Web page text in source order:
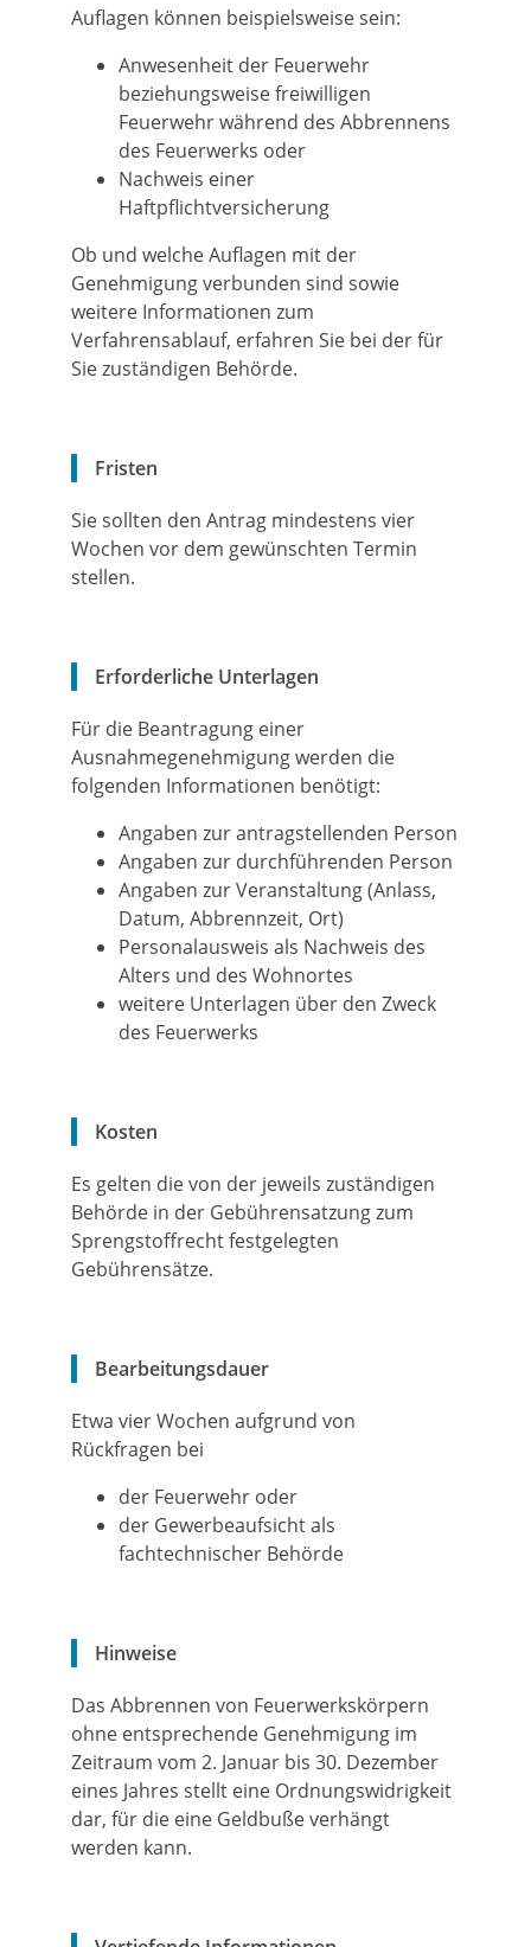
Auflagen können beispielsweise sein:
Anwesenheit der Feuerwehr
beziehungsweise freiwilligen
Feuerwehr während des Abbrennens
des Feuerwerks oder
Nachweis einer
Haftpflichtversicherung
Ob und welche Auflagen mit der
Genehmigung verbunden sind sowie
weitere Informationen zum
Verfahrensablauf, erfahren Sie bei derfür
Sie zuständigen Behörde.
Fristen
Sie sollten den Antrag mindestens vier
Wochen vor dem gewünschten Termin
stellen.
Erforderliche Unterlagen
Für die Beantragung einer
Ausnahmegenehmigung werden die
folgenden Informationen benötigt:
Angaben zur antragstellenden Person
Angaben zur durchführenden Person
Angaben zur Veranstaltung (Anlass,
Datum, Abbrennzeit, Ort)
Personalausweis als Nachweis des
Alters und des Wohnortes
weitere Unterlagen über den Zweck
des Feuerwerks
Kosten
Es gelten die von der jeweils zuständigen
Behörde in der Gebührensatzung zum
Sprengstoffrecht festgelegten
Gebührensätze.
Bearbeitungsdauer
Etwa vier Wochen aufgrund von
Rückfragen bei
der Feuerwehr oder
der Gewerbeaufsicht als
fachtechnischer Behörde
Hinweise
Das Abbrennen von Feuerwerkskörpern
ohne entsprechende Genehmigung im
Zeitraum vom 2. Januar bis 30. Dezember
eines Jahres stellt eine Ordnungswidrigkeit
dar, für die eine Geldbuße verhängt
werden kann.